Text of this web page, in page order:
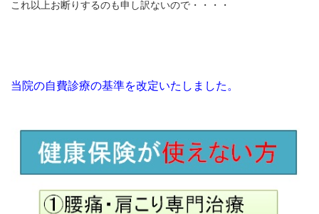
これ以上お断りするのも申し訳ないので・・・・
当院の自費診療の基準を改定いたしました。